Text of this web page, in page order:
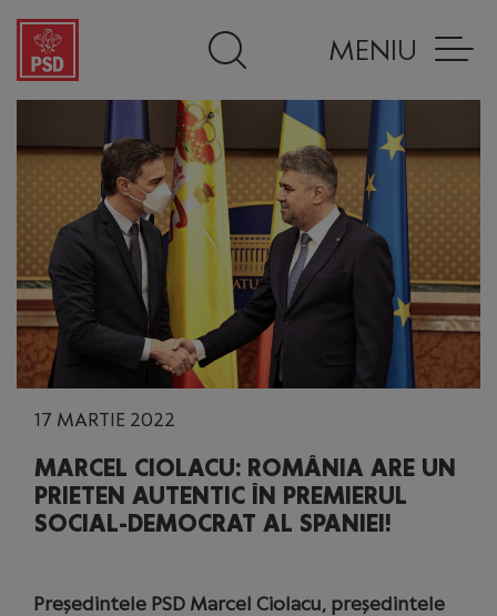
MENIU
17 MARTIE 2022
MARCEL CIOLACU: ROMÂNIA ARE UN
PRIETEN AUTENTIC ÎN PREMIERUL
SOCIAL-DEMOCRAT AL SPANIEI!
Președintele PSD Marcel Ciolacu, președintele